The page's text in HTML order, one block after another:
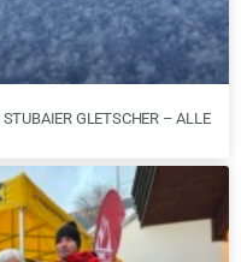
GLETSCHER – ALLE B